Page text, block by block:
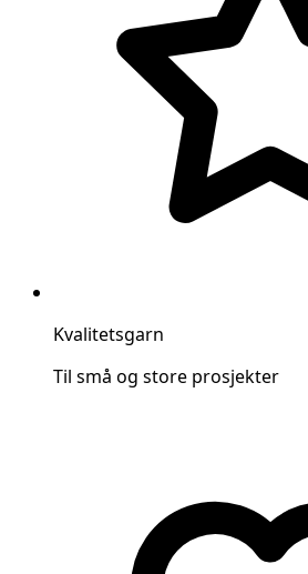
Kvalitetsgarn
Til små og store prosjekter